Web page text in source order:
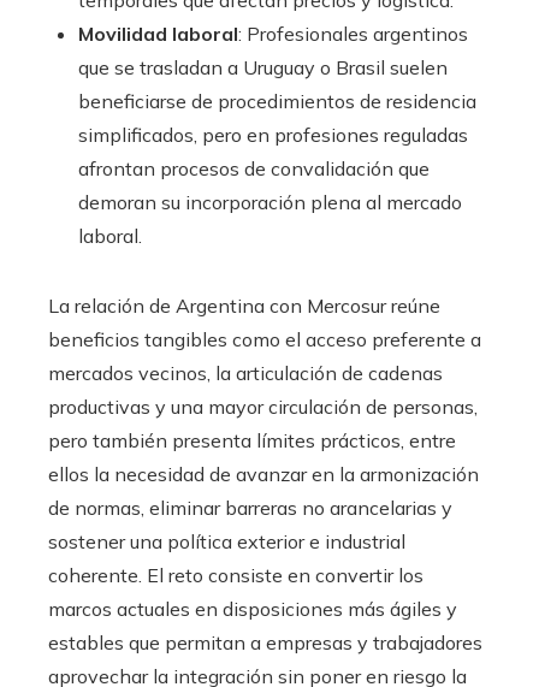
Movilidad laboral: Profesionales argentinos
que se trasladan a Uruguay o Brasil suelen
beneficiarse de procedimientos de residencia
simplificados, pero en profesiones reguladas
afrontan procesos de convalidación que
demoran su incorporación plena al mercado
laboral.
La relación de Argentina con Mercosur reúne
beneficios tangibles como el acceso preferente a
mercados vecinos, la articulación de cadenas
productivas y una mayor circulación de personas,
pero también presenta límites prácticos, entre
ellos la necesidad de avanzar en la armonización
de normas, eliminar barreras no arancelarias y
sostener una política exterior e industrial
coherente. El reto consiste en convertir los
marcos actuales en disposiciones más ágiles y
estables que permitan a empresas y trabajadores
aprovechar la integración sin poner en riesgo la